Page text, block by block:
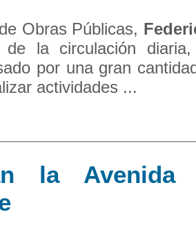
Obras Públicas,
de la circulación
por una gran
actividades ...
la